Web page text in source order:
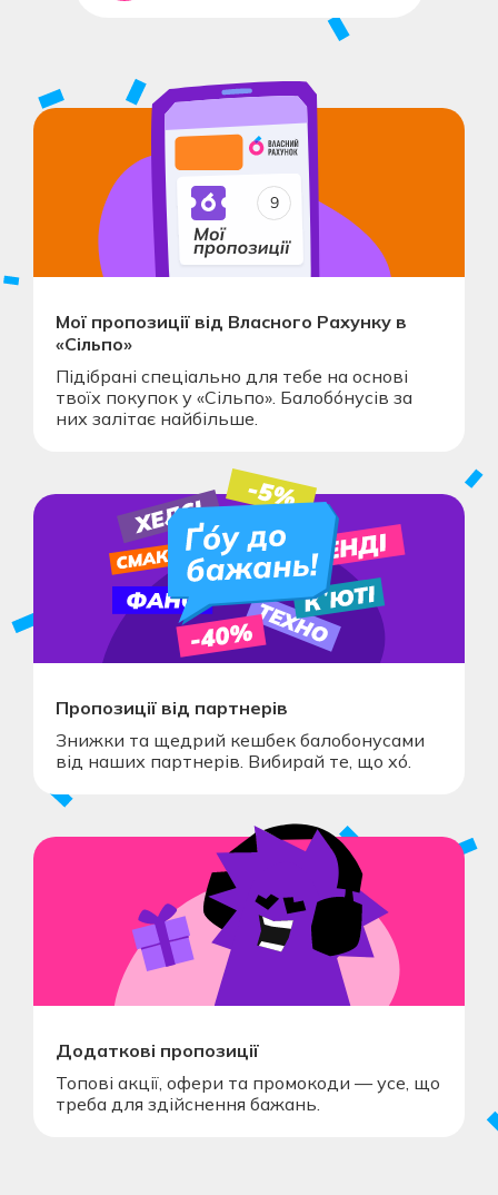
Мої пропозиції від Власного Рахунку в
«Сільпо»
Підібрані спеціально для тебе на основі
твоїх покупок у «Сільпо». Балобóнусів за
них залітає найбільше.
Пропозиції від партнерів
Знижки та щедрий кешбек балобонусами
від наших партнерів. Вибирай те, що хó.
Додаткові пропозиції
Топові акції, офери та промокоди — усе, що
треба для здійснення бажань.